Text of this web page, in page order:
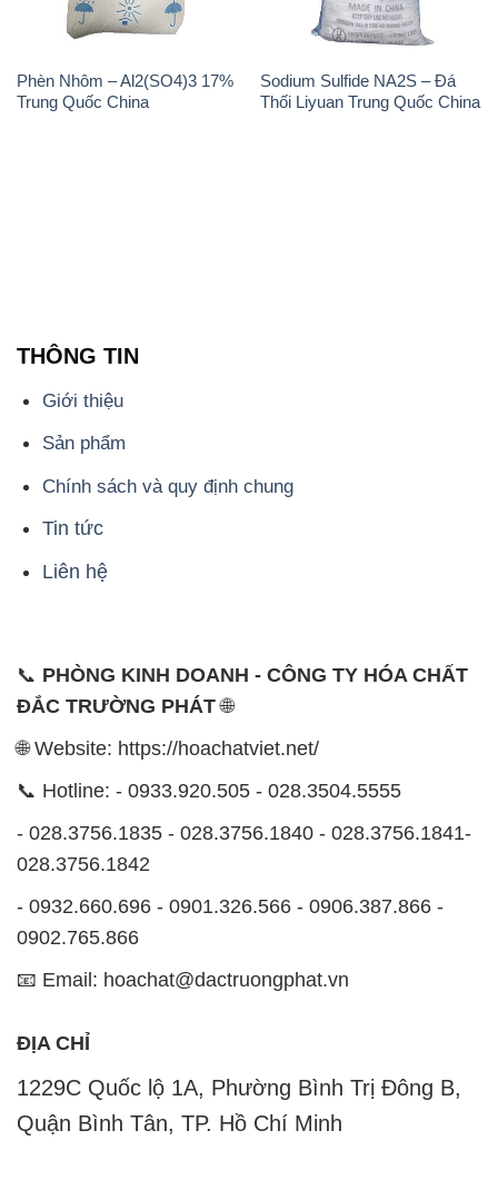
Phèn Nhôm – Al2(SO4)3 17%
Trung Quốc China
Sodium Sulfide NA2S – Đá
Thối Liyuan Trung Quốc China
THÔNG TIN
Giới thiệu
Sản phẩm
Chính sách và quy định chung
Tin tức
Liên hệ
📞 PHÒNG KINH DOANH - CÔNG TY HÓA CHẤT
ĐẮC TRƯỜNG PHÁT🌐
🌐 Website: https://hoachatviet.net/
📞 Hotline: - 0933.920.505 - 028.3504.5555
- 028.3756.1835 - 028.3756.1840 - 028.3756.1841-
028.3756.1842
- 0932.660.696 - 0901.326.566 - 0906.387.866 -
0902.765.866
📧 Email: hoachat@dactruongphat.vn
ĐỊA CHỈ
1229C Quốc lộ 1A, Phường Bình Trị Đông B,
Quận Bình Tân, TP. Hồ Chí Minh